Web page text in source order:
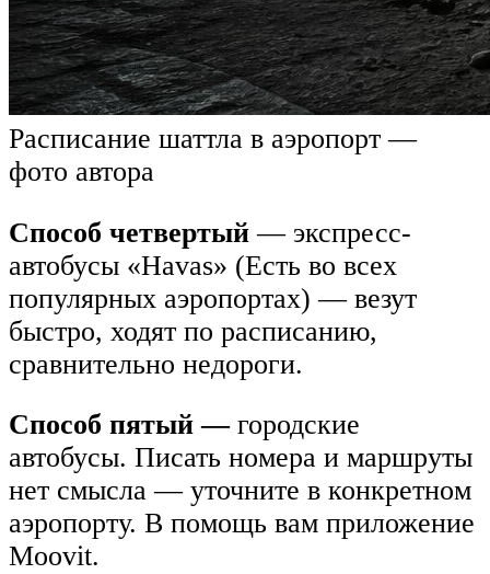
Расписание шаттла в аэропорт —
фото автора
Способ четвертый— экспресс-
автобусы «Havas» (Есть во всех
популярных аэропортах) — везут
быстро, ходят по расписанию,
сравнительно недороги.
Способ пятый —городские
автобусы. Писать номера и маршруты
нет смысла — уточните в конкретном
аэропорту. В помощь вам приложение
Moovit.